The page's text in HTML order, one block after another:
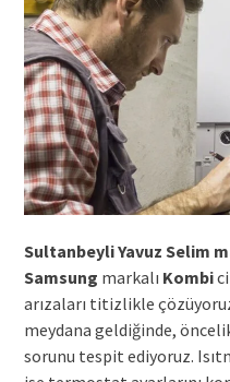
Sultanbeyli Yavuz Selim
Samsung markalı Kombi
arızaları titizlikle
meydana geldiğinde,
sorunu tespit ediyoruz.